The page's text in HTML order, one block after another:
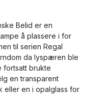
Belid er en
å plassere i for
til serien Regal
da lyspæren ble
fortsatt brukte
en transparent
eller en i opalglass for